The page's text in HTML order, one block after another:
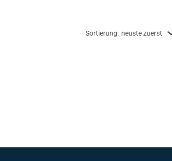
Sortierung: neuste zuerst